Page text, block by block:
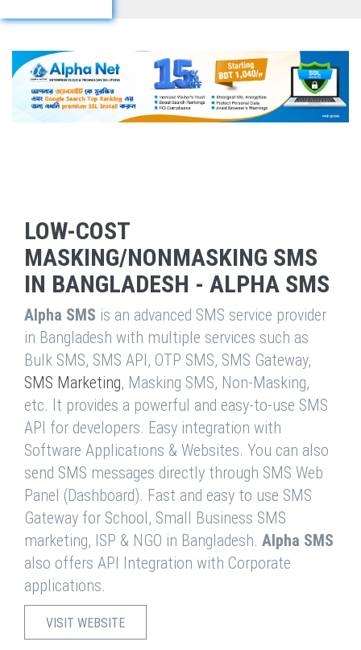
LOW-COST
MASKING/NONMASKING SMS
IN BANGLADESH - ALPHA SMS
Alpha SMS is an advanced SMS service provider
in Bangladesh with multiple services such as
Bulk SMS, SMS API, OTP SMS, SMS Gateway,
SMS Marketing, Masking SMS, Non-Masking,
etc. It provides a powerful and easy-to-use SMS
API for developers. Easy integration with
Software Applications & Websites. You can also
send SMS messages directly through SMS Web
Panel (Dashboard). Fast and easy to use SMS
Gateway for School, Small Business SMS
marketing, ISP & NGO in Bangladesh. Alpha SMS
also offers API Integration with Corporate
applications.
VISIT WEBSITE